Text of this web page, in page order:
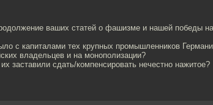
ваших статей о фашизме и нашей победы
с капиталами тех крупных промышленников
владельцев и на монополизации?
заставили сдать/компенсировать нечестно нажитое?